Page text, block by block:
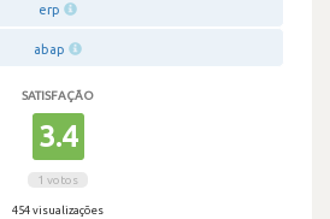
erp
abap
SATISFAÇÃO
3.4
1 votos
454 visualizações